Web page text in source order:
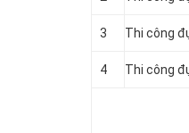
3 Thi công
4 Thi công